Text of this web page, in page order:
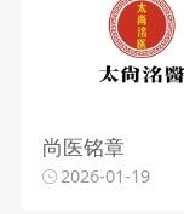
尚医铭章
2026-01-19